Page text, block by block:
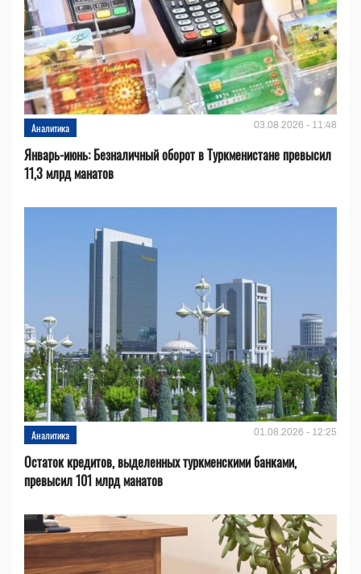
Аналитика 03.08.2026 - 11:48
Январь-июнь: Безналичный оборот в Туркменистане превысил
11,3 млрд манатов
Аналитика 01.08.2026 - 12:25
Остаток кредитов, выделенных туркменскими банками,
превысил 101 млрд манатов